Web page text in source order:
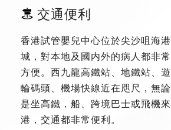
交通便利
香港試管嬰兒中心位於尖沙咀海港
城，對本地及國内外的病人都非常
方便。西九龍高鐵站、地鐵站、遊
輪碼頭、機場快線近在咫尺，無論
是坐高鐵，船、跨境巴士或飛機來
港，交通都非常便利。